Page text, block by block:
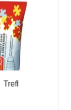
Trefl